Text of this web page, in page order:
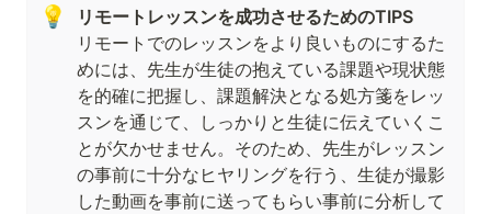
💡
リモートでのレッスンをより良いものにするた
めには、先生が生徒の抱えている課題や現状態
を的確に把握し、課題解決となる処方箋をレッ
スンを通じて、しっかりと生徒に伝えていくこ
とが欠かせません。そのため、先生がレッスン
の事前に十分なヒヤリングを行う、生徒が撮影
した動画を事前に送ってもらい事前に分析して